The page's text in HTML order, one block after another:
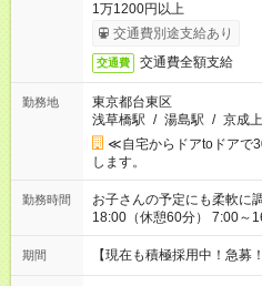
1万1200円以上
交通費別途支給あり
交通費 交通費全額支給
勤務地
東京都台東区
浅草橋駅 / 湯島駅 / 京成
≪自宅からドアtoドアで
します。
勤務時間
お子さんの予定にも柔軟に調整可能で
18:00（休憩60分） 7:00～
19:00（休憩60分） ※Wワーク希望の方へ 今ご覧のお仕事で希
望する勤務時間と、もう1
期間 【現在も積極採用中！急募